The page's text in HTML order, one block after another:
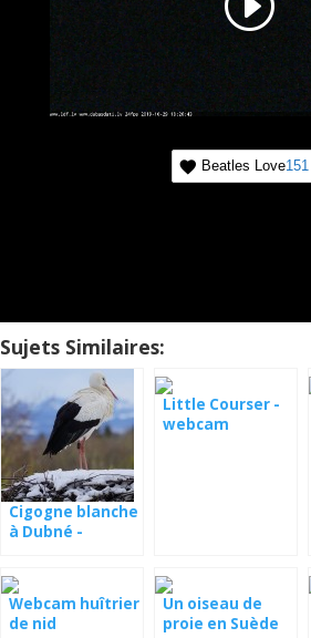
Beatles Love151
Sujets Similaires:
Cigogne blanche
à Dubné -
Little Courser -
webcam
Webcam huîtrier
de nid
Un oiseau de
proie en Suède